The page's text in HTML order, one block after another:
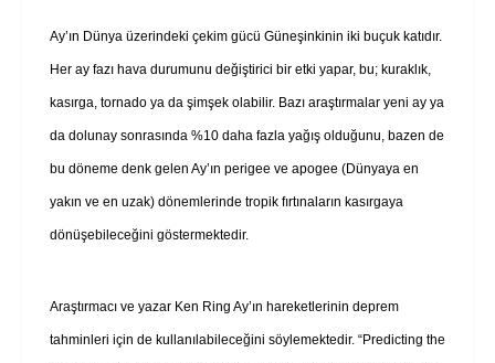
Ay’ın Dünya üzerindeki çekim gücü Güneşinkinin iki buçuk katıdır.
Her ay fazı hava durumunu değiştirici bir etki yapar, bu; kuraklık,
kasırga, tornado ya da şimşek olabilir. Bazı araştırmalar yeni ay ya
da dolunay sonrasında %10 daha fazla yağış olduğunu, bazen de
bu döneme denk gelen Ay’ın perigee ve apogee (Dünyaya en
yakın ve en uzak) dönemlerinde tropik fırtınaların kasırgaya
dönüşebileceğini göstermektedir.
Araştırmacı ve yazar Ken Ring Ay’ın hareketlerinin deprem
tahminleri için de kullanılabileceğini söylemektedir. “Predicting the